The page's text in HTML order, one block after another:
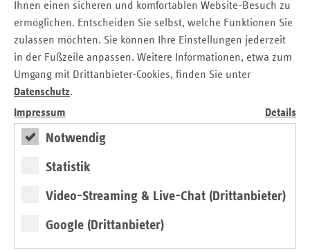
Ihnen einen sicheren und komfortablen Website-Besuch zu
ermöglichen. Entscheiden Sie selbst, welche Funktionen Sie
zulassen möchten. Sie können Ihre Einstellungen jederzeit
in der Fußzeile anpassen. Weitere Informationen, etwa zum
Umgang mit Drittanbieter-Cookies, finden Sie unter
Datenschutz.
Impressum
Details
Notwendig
Statistik
Video-Streaming & Live-Chat (Drittanbieter)
Google (Drittanbieter)
Gesundheitsminister Dr. Andreas Philippi machte die
Bedeutung der Krankenhausreform deutlich. Niedersachsen
sei hinsichtlich des aktuellen Prozesses der
Leistungsgruppenbeantragung und Zuweisung gut
aufgestellt: „Wir haben uns als Land bereits frühzeitig auf
den Weg gemacht und uns auf die Umsetzung der
Krankenhausreform technisch, organisatorisch und
inhaltlich vorbereitet. Nachdem im Sommer alle Anträge
der Kliniken auf Leistungsgruppenzuweisungen bei uns
eingegangen sein werden, wird ein aufwändiges Prüf- und
Gutachten starten. Wir werden als
Leistungsgruppenzuweisungen mit Wirkung zum 1.1.2027